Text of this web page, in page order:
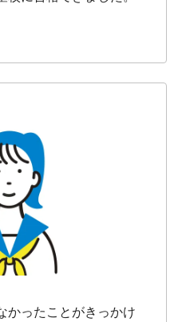
かったことがきっかけ